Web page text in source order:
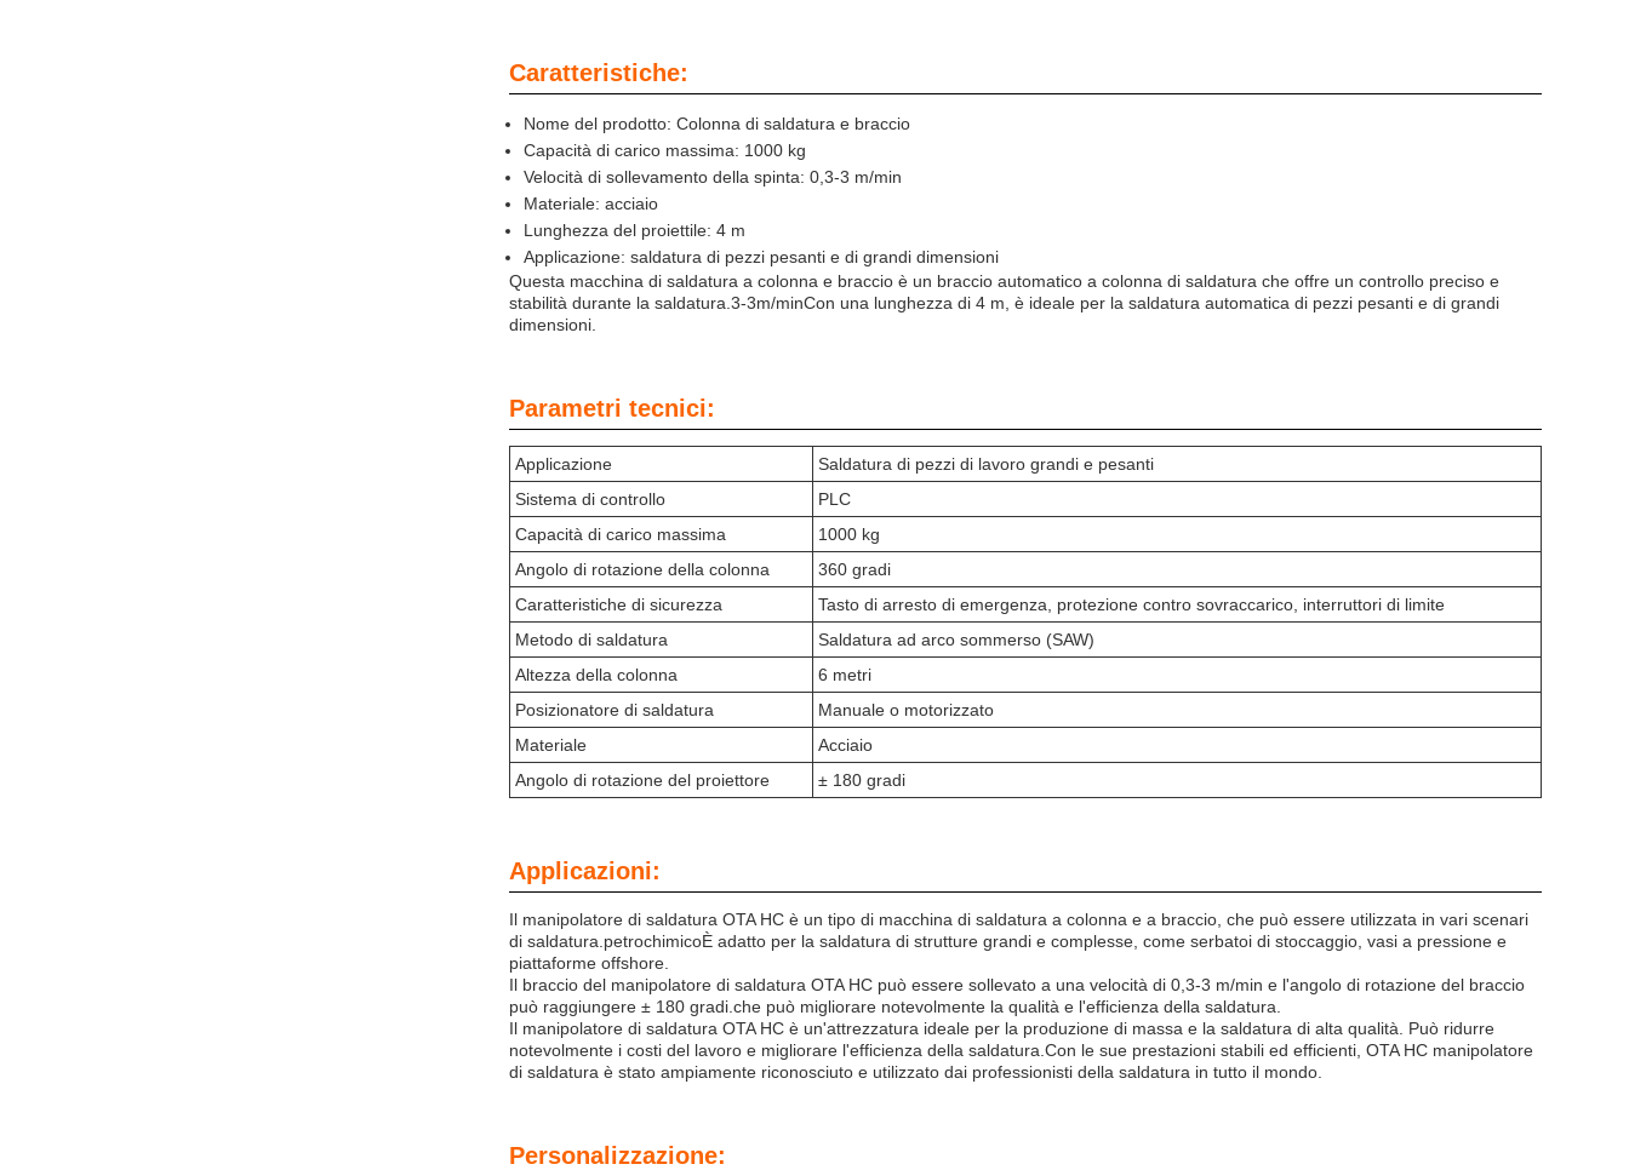
Caratteristiche:
Nome del prodotto: Colonna di saldatura e braccio
Capacità di carico massima: 1000 kg
Velocità di sollevamento della spinta: 0,3-3 m/min
Materiale: acciaio
Lunghezza del proiettile: 4 m
Applicazione: saldatura di pezzi pesanti e di grandi dimensioni
Questa macchina di saldatura a colonna e braccio è un braccio automatico a colonna di saldatura che offre un controllo preciso e
stabilità durante la saldatura.3-3m/minCon una lunghezza di 4 m, è ideale per la saldatura automatica di pezzi pesanti e di grandi
dimensioni.
Parametri tecnici:
Applicazione
Saldatura di pezzi di lavoro grandi e pesanti
Sistema di controllo
PLC
Capacità di carico massima
1000 kg
Angolo di rotazione della colonna
360 gradi
Caratteristiche di sicurezza
Tasto di arresto di emergenza, protezione contro sovraccarico, interruttori di limite
Metodo di saldatura
Saldatura ad arco sommerso (SAW)
Altezza della colonna
6 metri
Posizionatore di saldatura
Manuale o motorizzato
Materiale
Acciaio
Angolo di rotazione del proiettore
± 180 gradi
Applicazioni:
Il manipolatore di saldatura OTA HC è un tipo di macchina di saldatura a colonna e a braccio, che può essere utilizzata in vari scenari
di saldatura.petrochimicoÈ adatto per la saldatura di strutture grandi e complesse, come serbatoi di stoccaggio, vasi a pressione e
piattaforme offshore.
Il braccio del manipolatore di saldatura OTA HC può essere sollevato a una velocità di 0,3-3 m/min e l'angolo di rotazione del braccio
può raggiungere ± 180 gradi.che può migliorare notevolmente la qualità e l'efficienza della saldatura.
Il manipolatore di saldatura OTA HC è un'attrezzatura ideale per la produzione di massa e la saldatura di alta qualità. Può ridurre
notevolmente i costi del lavoro e migliorare l'efficienza della saldatura.Con le sue prestazioni stabili ed efficienti, OTA HC manipolatore
di saldatura è stato ampiamente riconosciuto e utilizzato dai professionisti della saldatura in tutto il mondo.
Personalizzazione: